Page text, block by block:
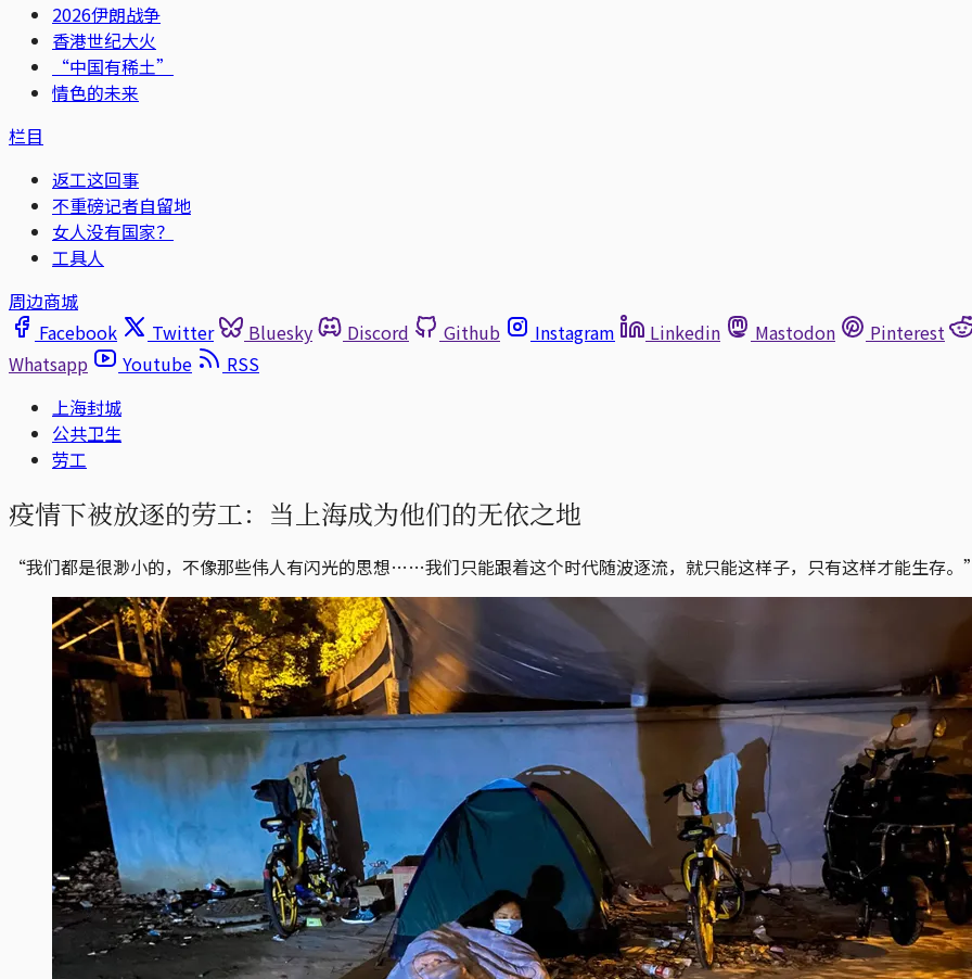
2026伊朗战争
香港世纪大火
“中国有稀土”
情色的未来
栏目
返工这回事
不重磅记者自留地
女人没有国家？
工具人
周边商城
Facebook
Twitter Bluesky Discord Github Instagram Linkedin Mastodon
Pinterest
Whatsapp
Youtube
RSS
上海封城
公共卫生
劳工
疫情下被放逐的劳工：当上海成为他们的无依之地
“我们都是很渺小的，不像那些伟人有闪光的思想……我们只能跟着这个时代随波逐流，就只能这样子，只有这样才能生存